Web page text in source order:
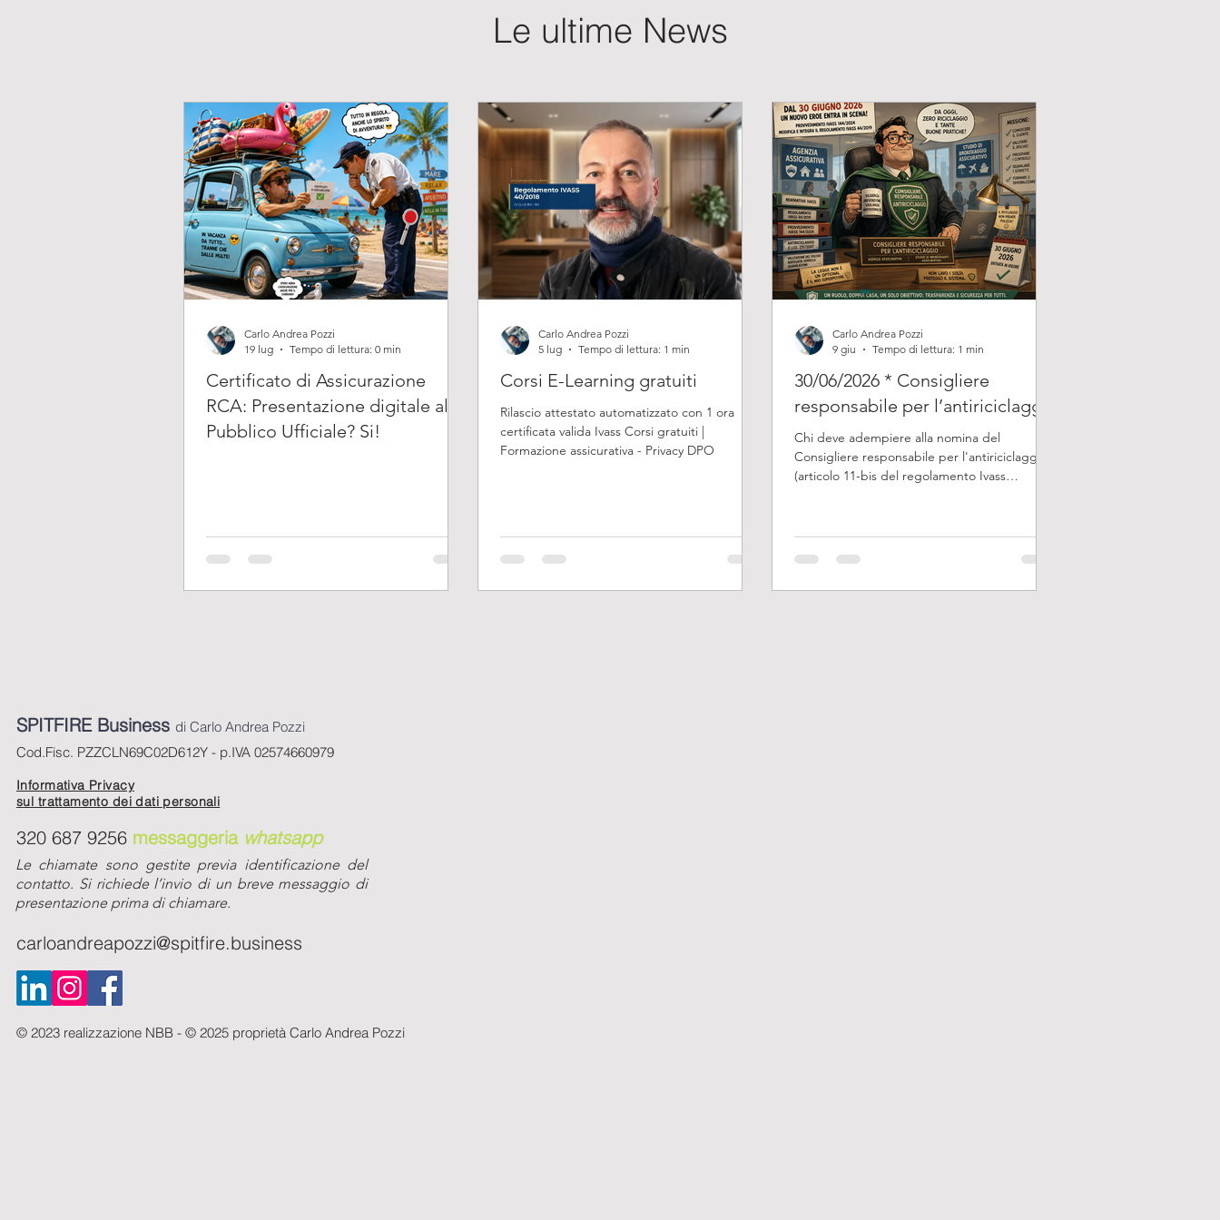
Le ultime News
Certificato di Assicurazione
RCA: Presentazione digitale al
Pubblico Ufficiale? Si!
Carlo Andrea Pozzi
19 lug
Tempo di lettura: 0 min
Corsi E-Learning gratuiti
Rilascio attestato automatizzato con 1 ora
certificata valida Ivass Corsi gratuiti |
Formazione assicurativa - Privacy DPO
Carlo Andrea Pozzi
5 lug
Tempo di lettura: 1 min
30/06/2026 * Consigliere
responsabile per l’antiriciclaggio
Chi deve adempiere alla nomina del
Consigliere responsabile per l'antiriciclaggio
(articolo 11-bis del regolamento Ivass
operino nei rami di cui all’articolo 2, comma 1,
del Codice (RAMI VITA). Per gli intermediari
l'articolo 11-bis al comma 5 recita: Nel caso di
Carlo Andrea Pozzi
9 giu
Tempo di lettura: 1 min
SPITFIRE Business di Carlo Andrea Pozzi
Cod.Fisc. PZZCLN69C02D612Y - p.IVA 02574660979
Informativa Privacy
sul trattamento dei dati personali
320 687 9256 messaggeria whatsapp
Le chiamate sono gestite previa identificazione del
contatto. Si richiede l’invio di un breve messaggio di
presentazione prima di chiamare.
carloandreapozzi@spitfire.business
© 2023 realizzazione NBB - © 2025 proprietà Carlo Andrea Pozzi